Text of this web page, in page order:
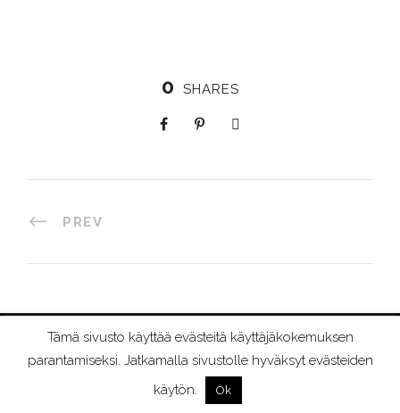
0 SHARES
PREV
©2026 RIIMURAAMI
Tämä sivusto käyttää evästeitä käyttäjäkokemuksen
parantamiseksi. Jatkamalla sivustolle hyväksyt evästeiden
käytön.
Ok